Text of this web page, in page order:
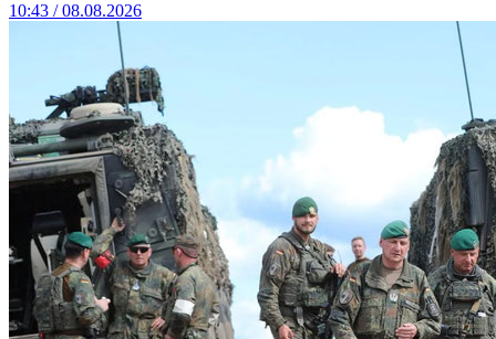
10:43 / 08.08.2026